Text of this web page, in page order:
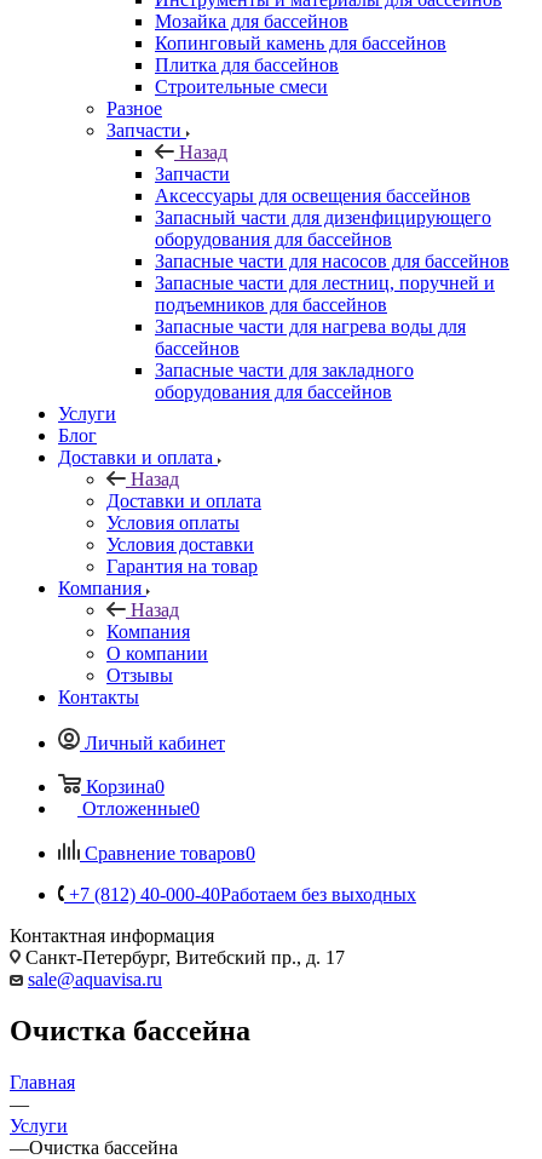
Мозайка для бассейнов
Копинговый камень для бассейнов
Плитка для бассейнов
Строительные смеси
Разное
Запчасти
Назад
Запчасти
Аксессуары для освещения бассейнов
Запасный части для дизенфицирующего
оборудования для бассейнов
Запасные части для насосов для бассейнов
Запасные части для лестниц, поручней и
подъемников для бассейнов
Запасные части для нагрева воды для
бассейнов
Запасные части для закладного
оборудования для бассейнов
Услуги
Блог
Доставки и оплата
Назад
Доставки и оплата
Условия оплаты
Условия доставки
Гарантия на товар
Компания
Назад
Компания
О компании
Отзывы
Контакты
Личный кабинет
Корзина0
Отложенные0
Сравнение товаров0
+7 (812) 40-000-40Работаем без выходных
Контактная информация
Санкт-Петербург, Витебский пр., д. 17
sale@aquavisa.ru
Очистка бассейна
Главная
—
Услуги
—Очистка бассейна